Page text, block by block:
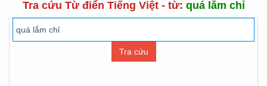
Tra cứu Từ điển Tiếng Việt - từ: quá lắm chỉ